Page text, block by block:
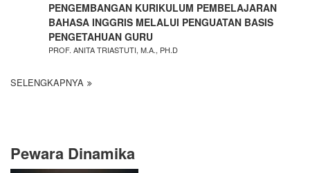
PENGEMBANGAN KURIKULUM PEMBELAJARAN
BAHASA INGGRIS MELALUI PENGUATAN BASIS
PENGETAHUAN GURU
PROF. ANITA TRIASTUTI, M.A., PH.D
SELENGKAPNYA
Pewara Dinamika